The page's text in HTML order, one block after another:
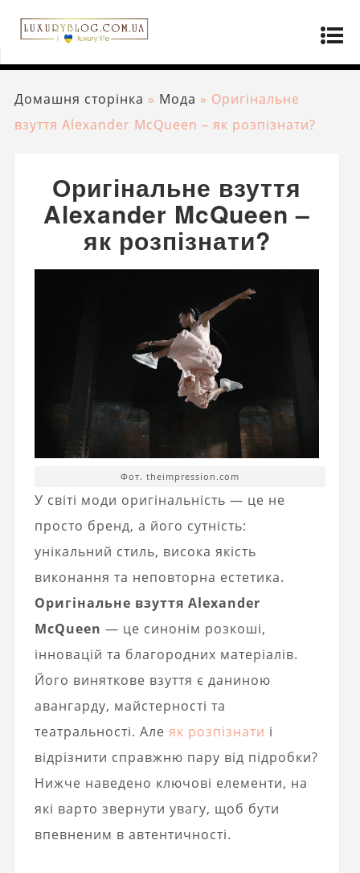
Домашня сторінка » Мода » Оригінальне
взуття Alexander McQueen – як розпізнати?
Оригінальне взуття
Alexander McQueen –
як розпізнати?
Фот. theimpression.com
У світі моди оригінальність — це не
просто бренд, а його сутність:
унікальний стиль, висока якість
виконання та неповторна естетика.
Оригінальне взуття Alexander
McQueen — це синонім розкоші,
інновацій та благородних матеріалів.
Його виняткове взуття є даниною
авангарду, майстерності та
театральності. Але як розпізнати і
відрізнити справжню пару від підробки?
Нижче наведено ключові елементи, на
які варто звернути увагу, щоб бути
впевненим в автентичності.